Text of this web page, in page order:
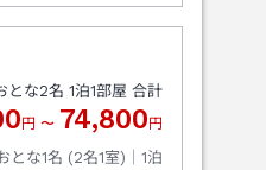
とな2名 1泊1部屋 合計
円 〜 74,800 円
とな1名 (2名1室)｜ 1泊